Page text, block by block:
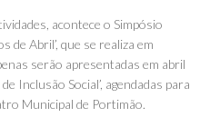
acontece o Simpósio
de Abril’, que se realiza em
serão apresentadas em abril
Inclusão Social’, agendadas para
Municipal de Portimão.